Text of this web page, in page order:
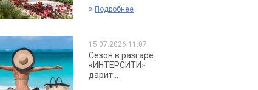
» Подробнее
15.07.2026 11:07
Сезон в разгаре:
«ИНТЕРСИТИ»
дарит...